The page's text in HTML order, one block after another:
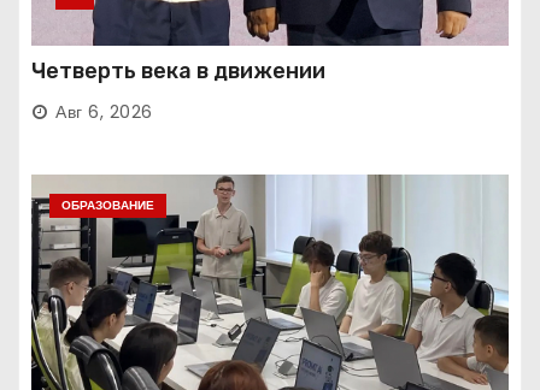
Четверть века в движении
Авг 6, 2026
ОБРАЗОВАНИЕ